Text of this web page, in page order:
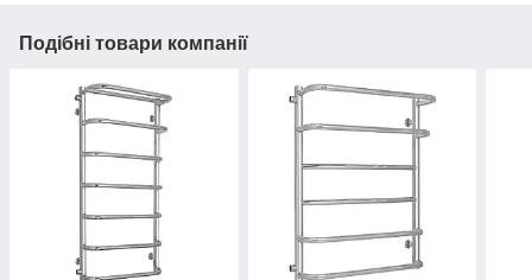
Подібні товари компанії